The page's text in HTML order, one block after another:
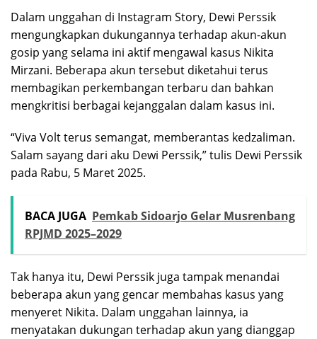
Dalam unggahan di Instagram Story, Dewi Perssik
mengungkapkan dukungannya terhadap akun-akun
gosip yang selama ini aktif mengawal kasus Nikita
Mirzani. Beberapa akun tersebut diketahui terus
membagikan perkembangan terbaru dan bahkan
mengkritisi berbagai kejanggalan dalam kasus ini.
“Viva Volt terus semangat, memberantas kedzaliman.
Salam sayang dari aku Dewi Perssik,” tulis Dewi Perssik
pada Rabu, 5 Maret 2025.
BACA JUGA Pemkab Sidoarjo Gelar Musrenbang
RPJMD 2025–2029
Tak hanya itu, Dewi Perssik juga tampak menandai
beberapa akun yang gencar membahas kasus yang
menyeret Nikita. Dalam unggahan lainnya, ia
menyatakan dukungan terhadap akun yang dianggap